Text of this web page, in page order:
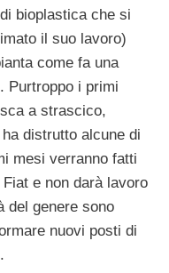
bioplastica che si
il suo lavoro)
come fa una
Purtroppo i primi
a strascico,
distrutto alcune di
mesi verranno fatti
e non darà lavoro
del genere sono
nuovi posti di